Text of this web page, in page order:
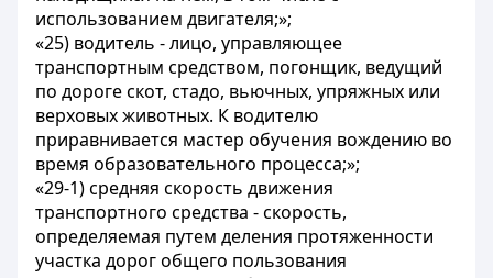
использованием двигателя;»;
«25) водитель - лицо, управляющее
транспортным средством, погонщик, ведущий
по дороге скот, стадо, вьючных, упряжных или
верховых животных. К водителю
приравнивается мастер обучения вождению во
время образовательного процесса;»;
«29-1) средняя скорость движения
транспортного средства - скорость,
определяемая путем деления протяженности
участка дорог общего пользования